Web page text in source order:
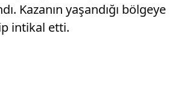
Kazanın yaşandığı bölgeye
intikal etti.